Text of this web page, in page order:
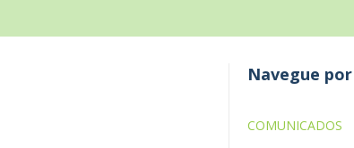
Navegue
COMUNICADOS